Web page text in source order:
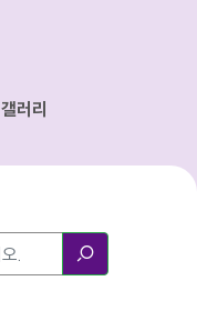
갤러리